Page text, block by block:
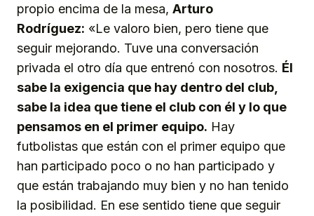
propio encima de la mesa, Arturo
Rodríguez: «Le valoro bien, pero tiene que
seguir mejorando. Tuve una conversación
privada el otro día que entrenó con nosotros. Él
sabe la exigencia que hay dentro del club,
sabe la idea que tiene el club con él y lo que
pensamos en el primer equipo. Hay
futbolistas que están con el primer equipo que
han participado poco o no han participado y
que están trabajando muy bien y no han tenido
la posibilidad. En ese sentido tiene que seguir